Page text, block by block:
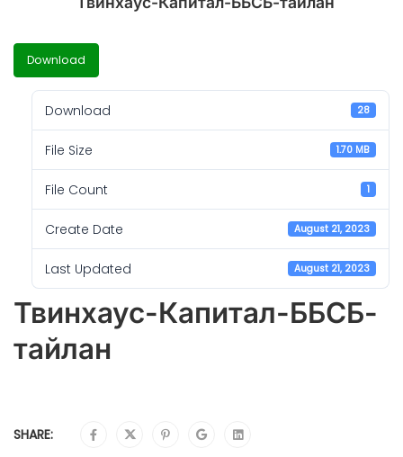
Download
Download 28
File Size 1.70 MB
File Count 1
Create Date August 21, 2023
Last Updated August 21, 2023
Твинхаус-Капитал-ББСБ-
тайлан
SHARE: